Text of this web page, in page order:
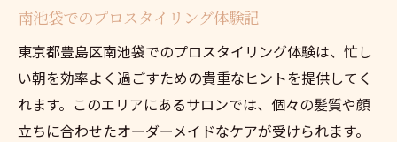
南池袋でのプロスタイリング体験記
東京都豊島区南池袋でのプロスタイリング体験は、忙し
い朝を効率よく過ごすための貴重なヒントを提供してく
れます。このエリアにあるサロンでは、個々の髪質や顔
立ちに合わせたオーダーメイドなケアが受けられます。